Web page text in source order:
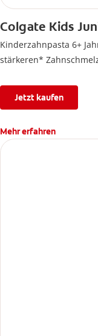
Colgate Kids
Kinderzahnpasta 6+
stärkeren*
Jetzt kaufen
Mehr erfahren